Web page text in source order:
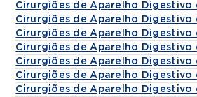
Cirurgiões de Aparelho Digestivo
Cirurgiões de Aparelho Digestivo
Cirurgiões de Aparelho Digestivo
Cirurgiões de Aparelho Digestivo
Cirurgiões de Aparelho Digestivo
Cirurgiões de Aparelho Digestivo
Cirurgiões de Aparelho Digestivo